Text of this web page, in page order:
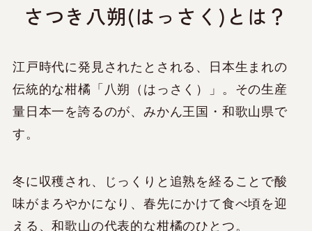
さつき八朔(はっさく)とは？
江戸時代に発見されたとされる、日本生まれの
伝統的な柑橘「八朔（はっさく）」。その生産
量日本一を誇るのが、みかん王国・和歌山県で
す。
冬に収穫され、じっくりと追熟を経ることで酸
味がまろやかになり、春先にかけて食べ頃を迎
える、和歌山の代表的な柑橘のひとつ。